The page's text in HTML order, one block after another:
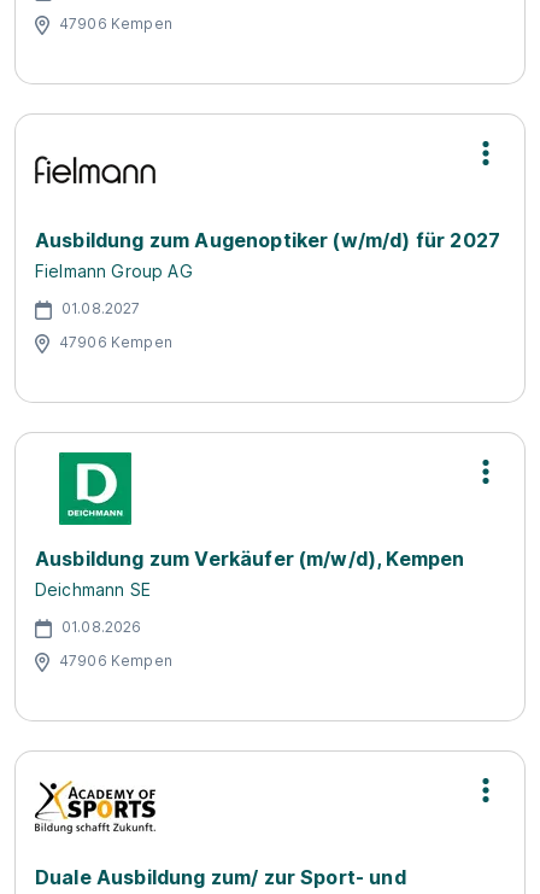
47906 Kempen
Ausbildung zum Augenoptiker (w/m/d) für 2027
Fielmann Group AG
01.08.2027
47906 Kempen
Ausbildung zum Verkäufer (m/w/d), Kempen
Deichmann SE
01.08.2026
47906 Kempen
Duale Ausbildung zum/ zur Sport- und